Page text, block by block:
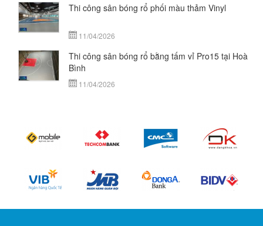
Thi công sân bóng rổ phối màu thảm Vinyl
11/04/2026
Thi công sân bóng rổ bằng tấm vỉ Pro15 tại Hoà
Bình
11/04/2026